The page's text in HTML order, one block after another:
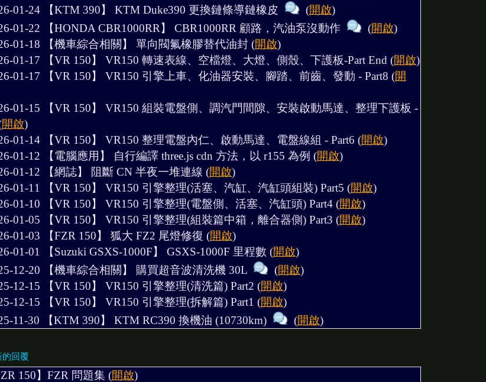
01-24 【KTM 390】 KTM Duke390 更換鏈條導鏈橡皮 (開啟)
01-22 【HONDA CBR1000RR】 CBR1000RR 顧路，汽油泵沒動作 (開啟)
01-18 【機車綜合相關】 單向閥氟橡膠替代油封 (開啟)
01-17 【VR 150】 VR150 轉速表線、空檔燈、大燈、側殼、下護板-Part End (開啟)
01-17 【VR 150】 VR150 引擎上車、化油器安裝、腳踏、前齒、發動 - Part8 (開
01-15 【VR 150】 VR150 組裝電盤側、調汽門間隙、安裝啟動馬達、整理下護板 -
開啟)
01-14 【VR 150】 VR150 整理電盤內仁、啟動馬達、電盤線組 - Part6 (開啟)
01-12 【電腦應用】 自行編譯 three.js cdn 方法，以 r155 為例 (開啟)
01-12 【網誌】 阻斷 CN 半夜一堆連線 (開啟)
01-11 【VR 150】 VR150 引擎整理(活塞、汽缸、汽缸頭組裝) Part5 (開啟)
01-10 【VR 150】 VR150 引擎整理(電盤側、活塞、汽缸頭) Part4 (開啟)
01-05 【VR 150】 VR150 引擎整理(組裝篇中箱，離合器側) Part3 (開啟)
01-03 【FZR 150】 狐大 FZ2 尾燈修復 (開啟)
01-01 【Suzuki GSXS-1000F】 GSXS-1000F 里程數 (開啟)
12-20 【機車綜合相關】 購買超音波清洗機 30L (開啟)
12-15 【VR 150】 VR150 引擎整理(清洗篇) Part2 (開啟)
12-15 【VR 150】 VR150 引擎整理(拆解篇) Part1 (開啟)
11-30 【KTM 390】 KTM RC390 換機油 (10730km) (開啟)
的回覆
150】FZR 問題集 (開啟)